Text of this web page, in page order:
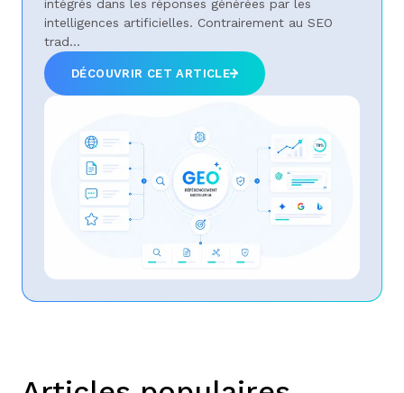
intégrés dans les réponses générées par les
intelligences artificielles. Contrairement au SEO
trad...
DÉCOUVRIR CET ARTICLE